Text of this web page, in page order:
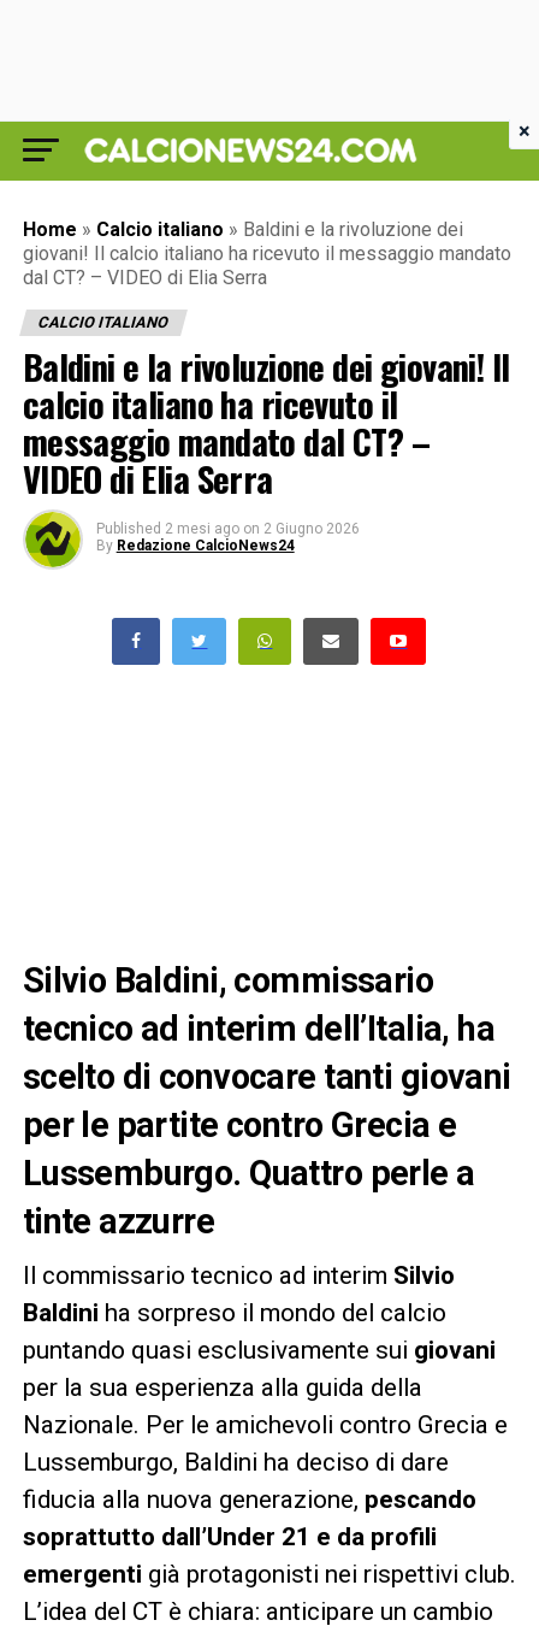
Home » Calcio italiano » Baldini e la rivoluzione dei
giovani! Il calcio italiano ha ricevuto il messaggio mandato
dal CT? – VIDEO di Elia Serra
CALCIO ITALIANO
Baldini e la rivoluzione dei giovani! Il
calcio italiano ha ricevuto il
messaggio mandato dal CT? –
VIDEO di Elia Serra
Published 2 mesi ago on 2 Giugno 2026
By Redazione CalcioNews24
Silvio Baldini, commissario
tecnico ad interim dell’Italia, ha
scelto di convocare tanti giovani
per le partite contro Grecia e
Lussemburgo. Quattro perle a
tinte azzurre
Il commissario tecnico ad interim Silvio
Baldini ha sorpreso il mondo del calcio
puntando quasi esclusivamente sui giovani
per la sua esperienza alla guida della
Nazionale. Per le amichevoli contro Grecia e
Lussemburgo, Baldini ha deciso di dare
fiducia alla nuova generazione, pescando
soprattutto dall’Under 21 e da profili
emergenti già protagonisti nei rispettivi club.
L’idea del CT è chiara: anticipare un cambio
×